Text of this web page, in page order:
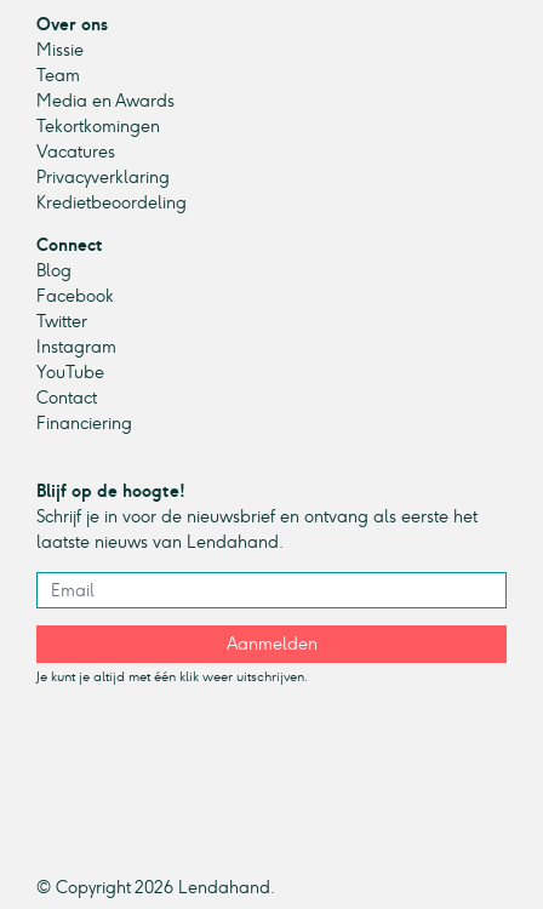
Over ons
Missie
Team
Media en Awards
Tekortkomingen
Vacatures
Privacyverklaring
Kredietbeoordeling
Connect
Blog
Facebook
Twitter
Instagram
YouTube
Contact
Financiering
Blijf op de hoogte!
Schrijf je in voor de nieuwsbrief en ontvang als eerste het
laatste nieuws van Lendahand.
Aanmelden
Je kunt je altijd met één klik weer uitschrijven.
© Copyright 2026 Lendahand.